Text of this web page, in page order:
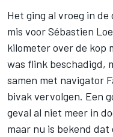
Het ging al vroeg in
mis voorSébastien
kilometer over de kop
was flink beschadigd,
samen met navigator
bivak vervolgen. Een
geval al niet meer in
maar nu is bekend